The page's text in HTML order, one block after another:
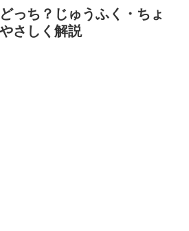
っち？じゅうふく・ちょ
さしく解説